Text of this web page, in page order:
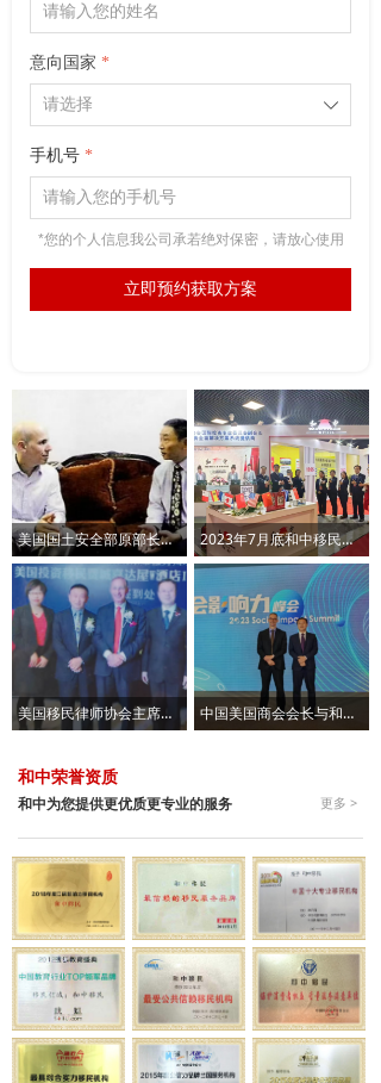
意向国家 *
ꄳ
手机号 *
*您的个人信息我公司承若绝对保密，请放心使用
立即预约获取方案
美国国土安全部原部长与和中移民总裁合影 2023年7月底和中移民总部开展盛大展会
美国移民律师协会主席莅临和中移民讲座 中国美国商会会长与和中移民总经理景霁合影
和中荣誉资质
和中为您提供更优质更专业的服务 更多 >